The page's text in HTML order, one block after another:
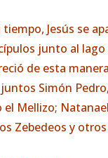
tiempo, Jesús se
junto al lago
de esta
Simón
el Mellizo;
Zebedeos y